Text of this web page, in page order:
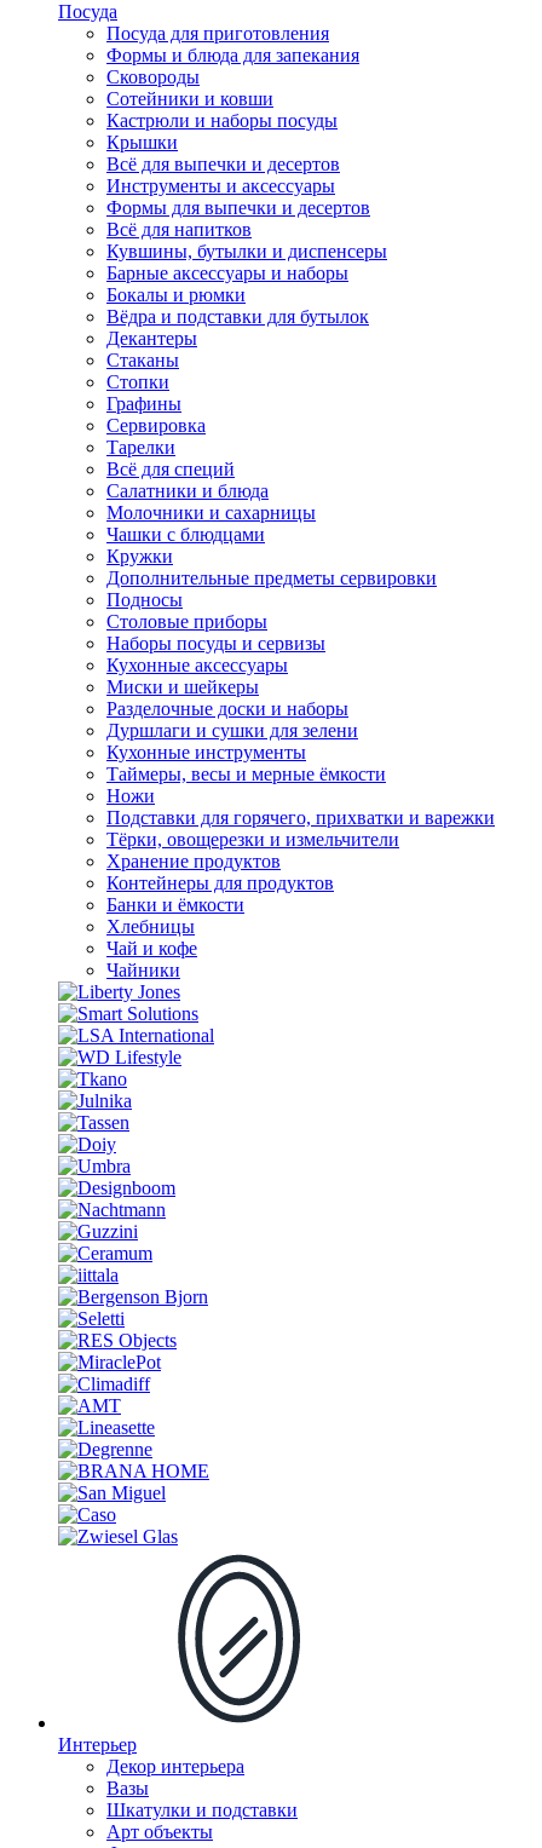
Посуда
Посуда для приготовления
Формы и блюда для запекания
Сковороды
Сотейники и ковши
Кастрюли и наборы посуды
Крышки
Всё для выпечки и десертов
Инструменты и аксессуары
Формы для выпечки и десертов
Всё для напитков
Кувшины, бутылки и диспенсеры
Барные аксессуары и наборы
Бокалы и рюмки
Вёдра и подставки для бутылок
Декантеры
Стаканы
Стопки
Графины
Сервировка
Тарелки
Всё для специй
Салатники и блюда
Молочники и сахарницы
Чашки с блюдцами
Кружки
Дополнительные предметы сервировки
Подносы
Столовые приборы
Наборы посуды и сервизы
Кухонные аксессуары
Миски и шейкеры
Разделочные доски и наборы
Дуршлаги и сушки для зелени
Кухонные инструменты
Таймеры, весы и мерные ёмкости
Ножи
Подставки для горячего, прихватки и варежки
Тёрки, овощерезки и измельчители
Хранение продуктов
Контейнеры для продуктов
Банки и ёмкости
Хлебницы
Чай и кофе
Чайники
Интерьер
Декор интерьера
Вазы
Шкатулки и подставки
Арт объекты